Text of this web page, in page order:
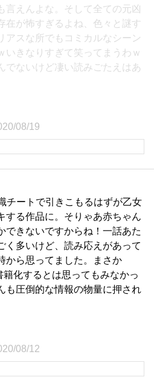
言えんよな。そして全ての元凶
在が怖すぎるよね、色々と謎す
アスな所でもコミカルなシーン
いきなりすぎて笑ってまうわｗ
でないけど凄い読みごたえはあ
08/19
チートで引きこもるはずが乙女
する作品に。そりゃあ赤ちゃん
できないですからね！一話あた
く多いけど、読み応えがあって
から思ってました。まさか
籍化するとは思ってもみなかっ
も圧倒的な情報の物量に押され
08/12